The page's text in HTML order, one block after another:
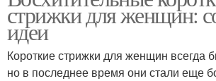
стрижки для женщин:
идеи
Короткие стрижки для женщин всегда
но в последнее время они стали еще